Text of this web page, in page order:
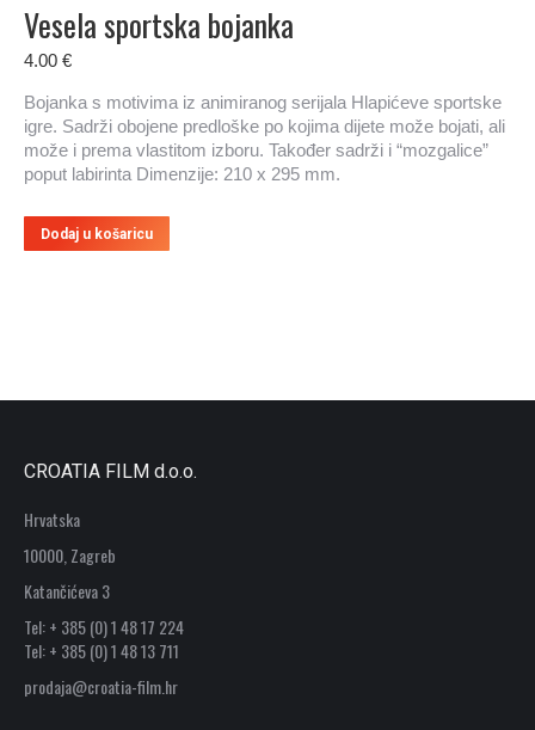
Vesela sportska bojanka
4.00 €
Bojanka s motivima iz animiranog serijala Hlapićeve sportske
igre. Sadrži obojene predloške po kojima dijete može bojati, ali
može i prema vlastitom izboru. Također sadrži i “mozgalice”
poput labirinta Dimenzije: 210 x 295 mm.
Dodaj u košaricu
CROATIA FILM d.o.o.
Hrvatska
10000, Zagreb
Katančićeva 3
Tel: + 385 (0) 1 48 17 224
Tel: + 385 (0) 1 48 13 711
prodaja@croatia-film.hr